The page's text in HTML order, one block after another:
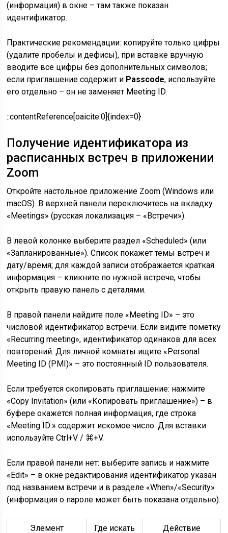
(информация) в окне – там также показан
идентификатор.
Практические рекомендации: копируйте только цифры
(удалите пробелы и дефисы), при вставке вручную
вводите все цифры без дополнительных символов;
если приглашение содержит и Passcode, используйте
его отдельно – он не заменяет Meeting ID.
::contentReference[oaicite:0]{index=0}
Получение идентификатора из
расписанных встреч в приложении
Zoom
Откройте настольное приложение Zoom (Windows или
macOS). В верхней панели переключитесь на вкладку
«Meetings» (русская локализация – «Встречи»).
В левой колонке выберите раздел «Scheduled» (или
«Запланированные»). Список покажет темы встреч и
дату/время; для каждой записи отображается краткая
информация – кликните по нужной встрече, чтобы
открыть правую панель с деталями.
В правой панели найдите поле «Meeting ID» – это
числовой идентификатор встречи. Если видите пометку
«Recurring meeting», идентификатор одинаков для всех
повторений. Для личной комнаты ищите «Personal
Meeting ID (PMI)» – это постоянный ID пользователя.
Если требуется скопировать приглашение: нажмите
«Copy Invitation» (или «Копировать приглашение») – в
буфере окажется полная информация, где строка
«Meeting ID:» содержит искомое число. Для вставки
используйте Ctrl+V / ⌘+V.
Если правой панели нет: выберите запись и нажмите
«Edit» – в окне редактирования идентификатор указан
под названием встречи и в разделе «When»/«Security»
(информация о пароле может быть показана отдельно).
Элемент Где искать Действие